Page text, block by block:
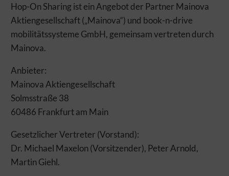
Hop-On Sharing ist ein Angebot der Partner Mainova
Aktiengesellschaft („Mainova“) und book-n-drive
mobilitätssysteme GmbH, gemeinsam vertreten durch
Mainova.
Anbieter:
Mainova Aktiengesellschaft
Solmsstraße 38
60486 Frankfurt am Main
Gesetzlicher Vertreter (Vorstand):
Dr. Michael Maxelon (Vorsitzender), Peter Arnold,
Martin Giehl.
DIESE WEBSITE MÖCHTE COOKIES
NUTZEN